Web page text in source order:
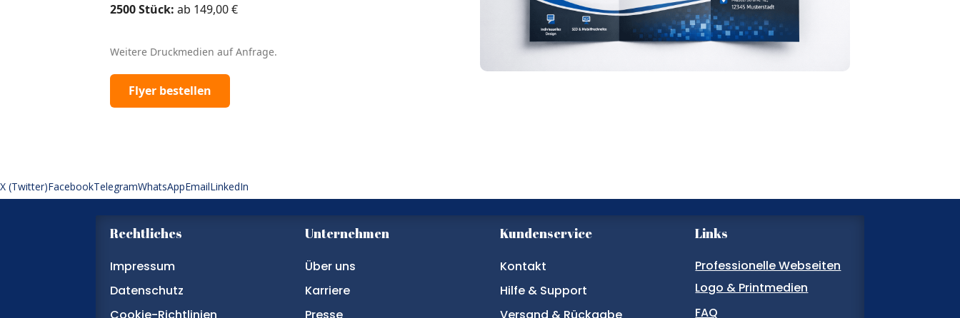
2500 Stück: ab 149,00 €
Weitere Druckmedien auf Anfrage.
Flyer bestellen
X (Twitter)FacebookTelegramWhatsAppEmailLinkedIn
Rechtliches
Impressum
Datenschutz
Cookie-Richtlinien
Unternehmen
Über uns
Karriere
Presse
Kundenservice
Kontakt
Hilfe & Support
Versand & Rückgabe
Links
Professionelle Webseiten
Logo & Printmedien
FAQ